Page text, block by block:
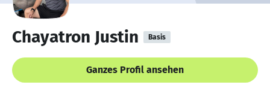
Chayatron Justin Basis
Ganzes Profil ansehen